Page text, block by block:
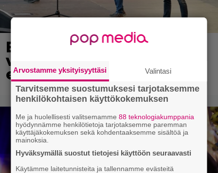
Eppu Normaalin
viimeinen konsertti
esitetään Ylellä
Arvostamme yksityisyyttäsi Valintasi
Tarvitsemme suostumuksesi tarjotaksemme
henkilökohtaisen käyttökokemuksen
Me ja huolellisesti valitsemamme88 teknologiakumppania
hyödynnämme henkilötietoja tarjotaksemme paremman
käyttäjäkokemuksen sekä kohdentaaksemme sisältöä ja
mainoksia.
Hyväksymällä suostut tietojesi käyttöön seuraavasti
Käytämme laitetunnisteita ja tallennamme evästeitä